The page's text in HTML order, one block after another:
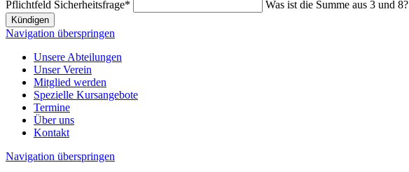
Pflichtfeld Sicherheitsfrage* Was ist die Summe aus 3 und 8?
Kündigen
Navigation überspringen
Unsere Abteilungen
Unser Verein
Mitglied werden
Spezielle Kursangebote
Termine
Über uns
Kontakt
Navigation überspringen